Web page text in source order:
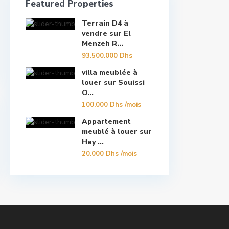
Featured Properties
Terrain D4 à
vendre sur El
Menzeh R...
93.500.000 Dhs
villa meublée à
louer sur Souissi
O...
100.000 Dhs/mois
Appartement
meublé à louer sur
Hay ...
20.000 Dhs/mois